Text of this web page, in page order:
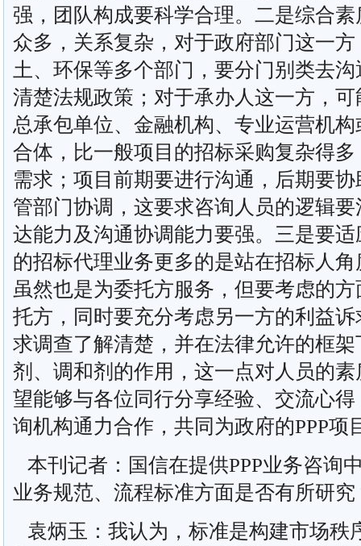
强，团队构成要科学合理。二是综合素
众多，关系复杂，对于政府部门这一
土、环保等多个部门，要分门别类去
清楚法规政策；对于承办人这一方，
总承包单位、金融机构、专业运营机
合体，比一般项目的招标采购复杂得
需求；项目前期要进行沟通，后期要
管部门协调，这要求咨询人员的逻辑
达能力及沟通协调能力要强。三是要
的招标代理业务更多的是站在招标人角
虽然也是为委托方服务，但要考虑的
托方，同时要充分考虑另一方的利益
求调查了解清楚，并在法律允许的框
剂、调和剂的作用，这一点对人员的
望能够与各位同行分享经验、交流心
询机构通力合作，共同为政府的PPP项
本刊记者：国信在提供PPP业务咨询
业务规范、流程标准方面是否有所研究
袁炳玉：我认为，标准是构建市场秩